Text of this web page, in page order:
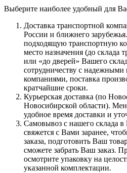
Выберите наиболее удобный для
Доставка транспортной
России и ближнего
подходящую транспортную
место назначения (до склада
или «до дверей» Вашего
сотрудничеству с
компаниями, поставка
кратчайшие сроки.
Курьерская доставка (по
Новосибирской области).
удобное время доставки и
Самовывоз с нашего склада
свяжется с Вами заранее,
заказа, подготовить Ваш
сможете забрать Ваш заказ.
осмотрите упаковку на
указанной комплектации.